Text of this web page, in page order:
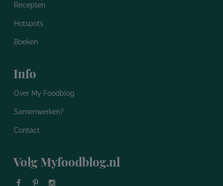
Recepten
Hotspots
Boeken
Info
Over My Foodblog
Samenwerken?
Contact
Volg Myfoodblog.nl